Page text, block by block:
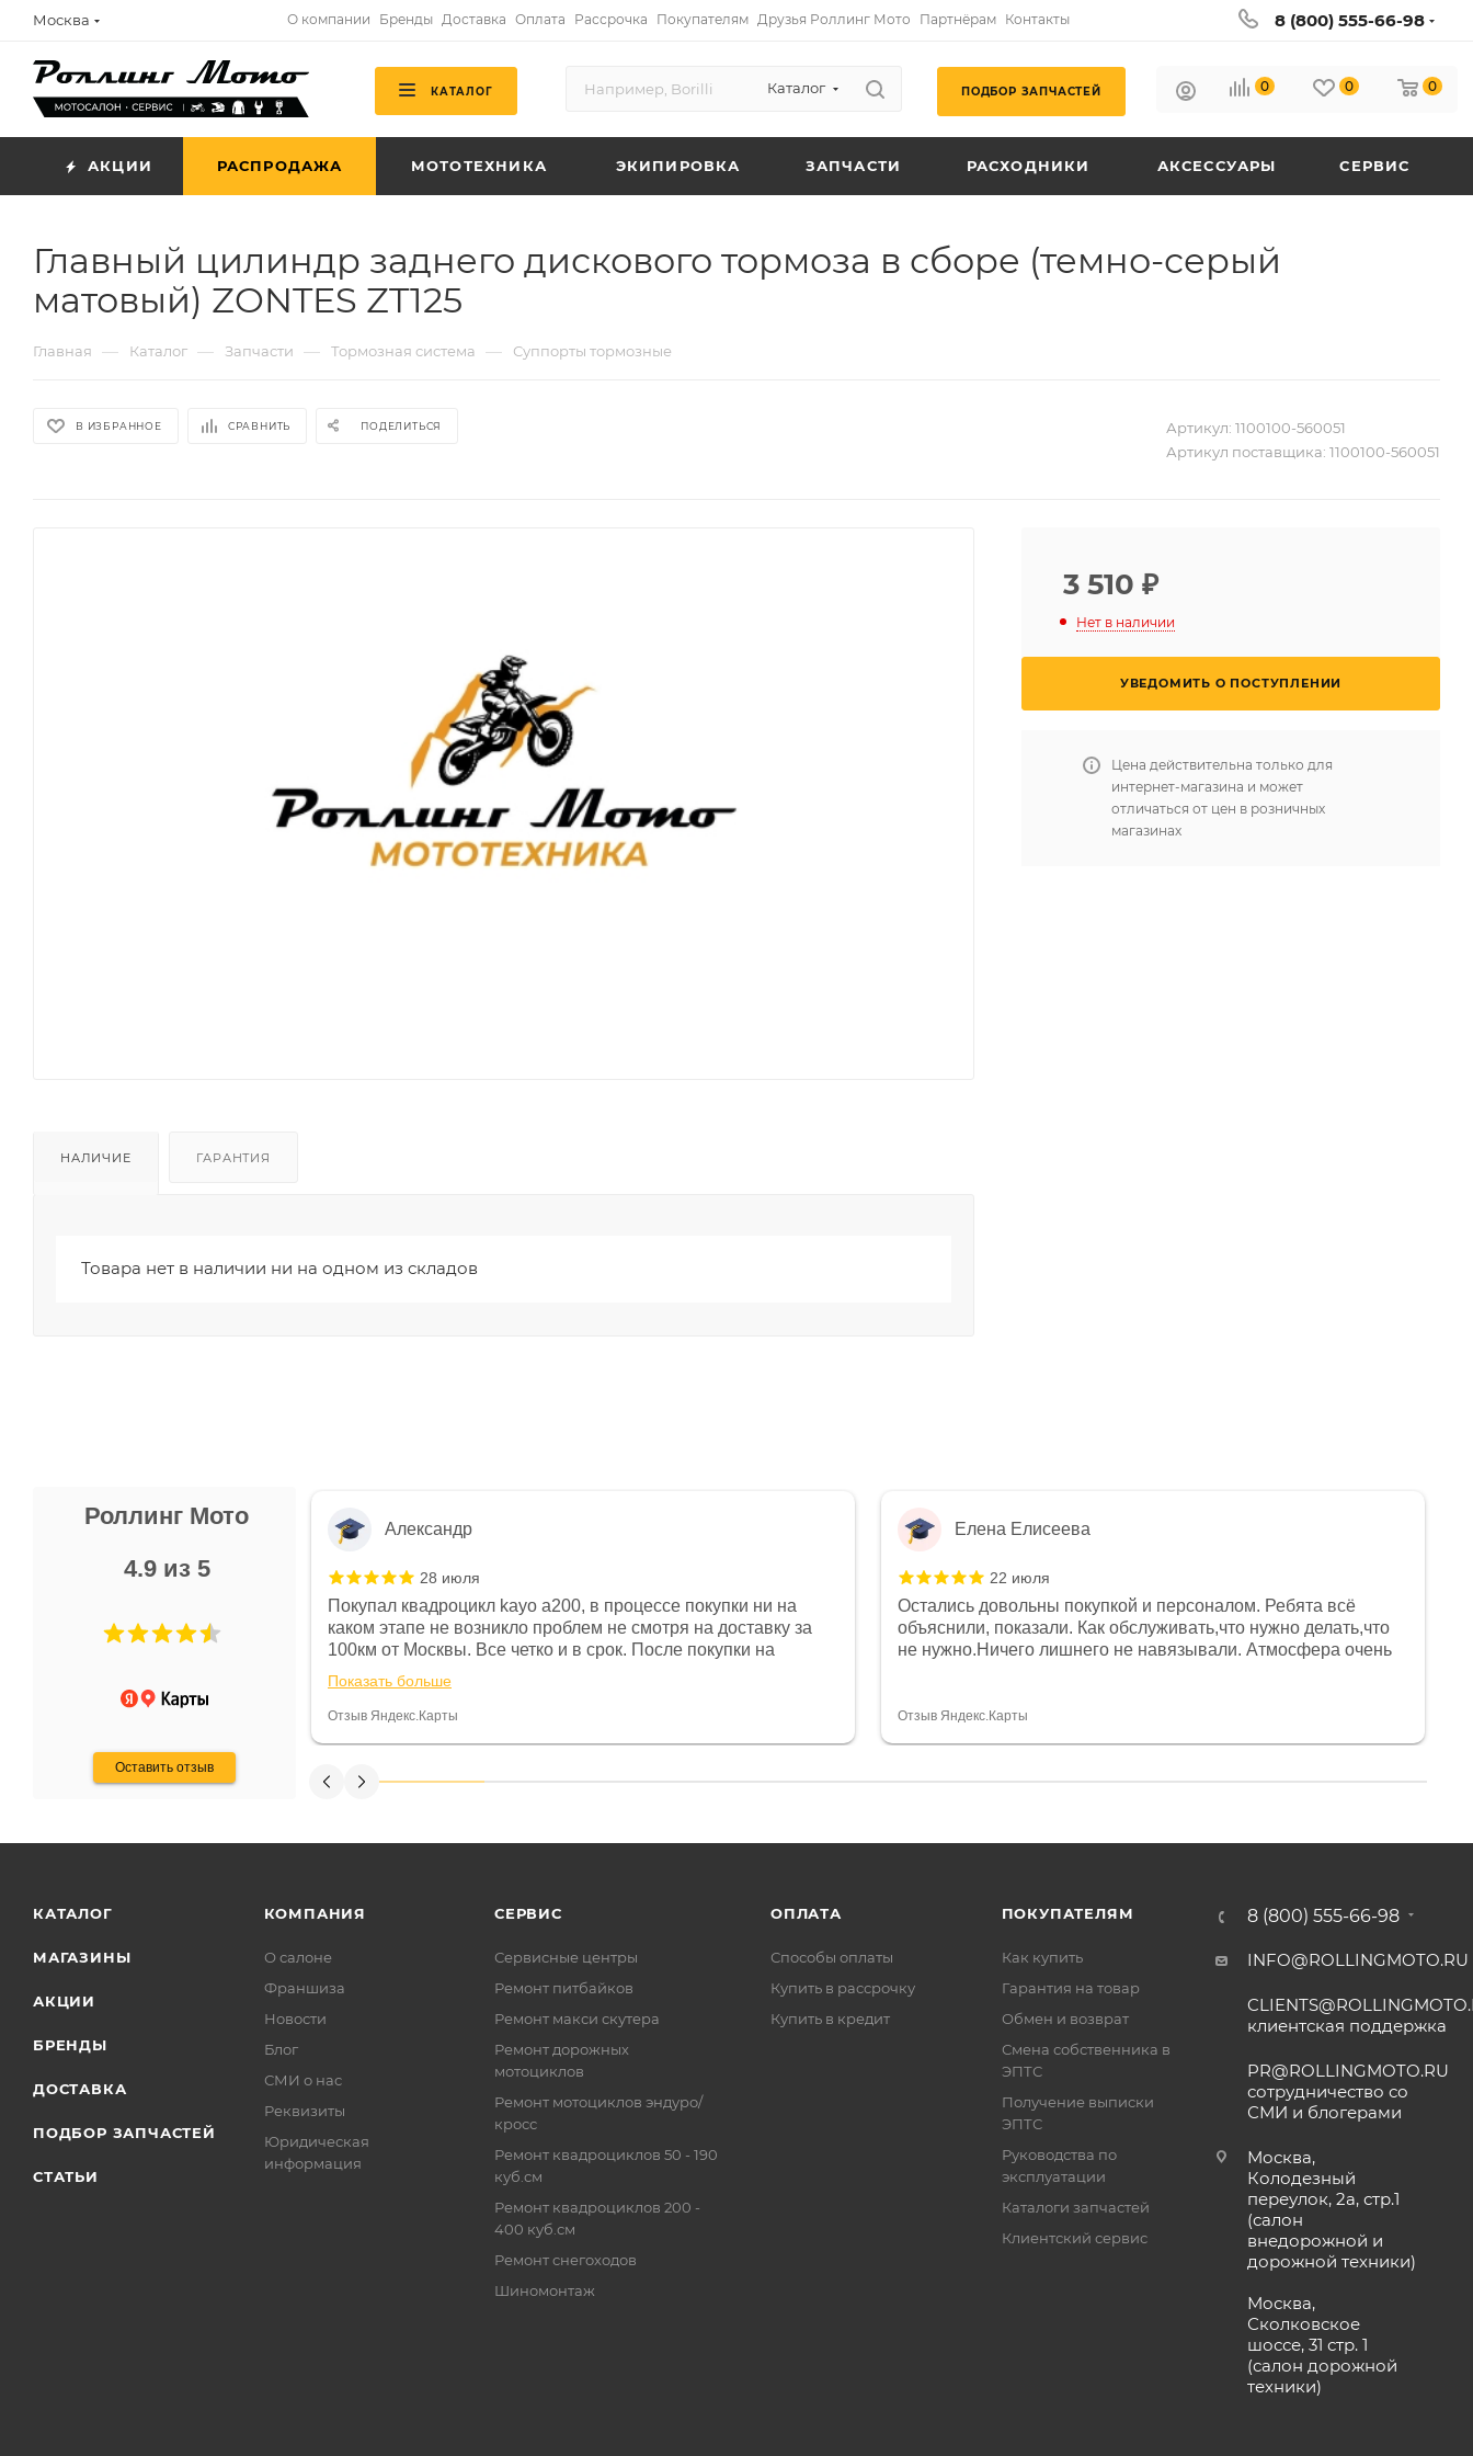
Москва О компании Бренды Доставка Оплата Рассрочка Покупателям Друзья Роллинг Мото Партнёрам Контакты 8 (800) 555-66-98
КАТАЛОГ Каталог ПОДБОР ЗАПЧАСТЕЙ 0 0 0
АКЦИИ РАСПРОДАЖА МОТОТЕХНИКА ЭКИПИРОВКА ЗАПЧАСТИ РАСХОДНИКИ АКСЕССУАРЫ СЕРВИС
Главный цилиндр заднего дискового тормоза в сборе (темно-серый
матовый) ZONTES ZT125
Главная — Каталог — Запчасти — Тормозная система — Суппорты тормозные
В ИЗБРАННОЕ СРАВНИТЬ ПОДЕЛИТЬСЯ Артикул: 1100100-560051
Артикул поставщика: 1100100-560051
НАЛИЧИЕ ГАРАНТИЯ
Товара нет в наличии ни на одном из складов
3 510 ₽
Нет в наличии
УВЕДОМИТЬ О ПОСТУПЛЕНИИ
Цена действительна только для
интернет-магазина и может
отличаться от цен в розничных
магазинах
Роллинг Мото
4.9 из 5
Оставить отзыв
Не понравились условия
и дают только на год)
Александр
28 июля
Покупал квадроцикл kayo a200, в процессе покупки ни на
каком этапе не возникло проблем не смотря на доставку за
100км от Москвы. Все четко и в срок. После покупки на
спидометре всегда был 0, при этом представители магазина
постоянно были на связи и в итоге проблема была решена.
Считаю, что это говорит о небезразличии к клиенту после
Показать больше
Отзыв Яндекс.Карты
Елена Елисеева
22 июля
Остались довольны покупкой и персоналом. Ребята всё
объяснили, показали. Как обслуживать,что нужно делать,что
не нужно.Ничего лишнего не навязывали. Атмосфера очень
огромное спасибо Дмитрию, за клиентоориентированность и
Отзыв Яндекс.Карты
КАТАЛОГ
МАГАЗИНЫ
АКЦИИ
БРЕНДЫ
ДОСТАВКА
ПОДБОР ЗАПЧАСТЕЙ
СТАТЬИ
КОМПАНИЯ
О салоне
Франшиза
Новости
Блог
СМИ о нас
Реквизиты
Юридическая
информация
СЕРВИС
Сервисные центры
Ремонт питбайков
Ремонт макси скутера
Ремонт дорожных
мотоциклов
Ремонт мотоциклов эндуро/
кросс
Ремонт квадроциклов 50 - 190
куб.см
Ремонт квадроциклов 200 -
400 куб.см
Ремонт снегоходов
Шиномонтаж
ОПЛАТА
Способы оплаты
Купить в рассрочку
Купить в кредит
ПОКУПАТЕЛЯМ
Как купить
Гарантия на товар
Обмен и возврат
Смена собственника в
ЭПТС
Получение выписки
ЭПТС
Руководства по
эксплуатации
Каталоги запчастей
Клиентский сервис
8 (800) 555-66-98
INFO@ROLLINGMOTO.RU
клиентская поддержка
PR@ROLLINGMOTO.RU
сотрудничество со
СМИ и блогерами
Москва,
Колодезный
переулок, 2а, стр.1
(салон
внедорожной и
дорожной техники)
Москва,
Сколковское
шоссе, 31 стр. 1
(салон дорожной
техники)